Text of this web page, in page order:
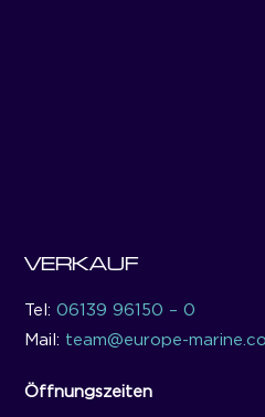
VERKAUF
Tel:06139 96150 – 0
Mail: team@europe-
Öffnungszeiten